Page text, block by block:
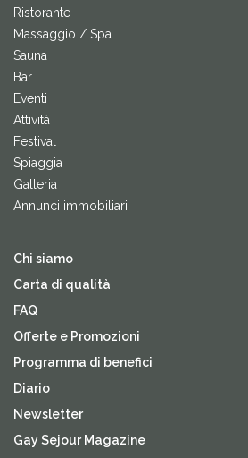
Ristorante
Massaggio / Spa
Sauna
Bar
Eventi
Attività
Festival
Spiaggia
Galleria
Annunci immobiliari
Chi siamo
Carta di qualità
FAQ
Offerte e Promozioni
Programma di benefici
Diario
Newsletter
Gay Sejour Magazine